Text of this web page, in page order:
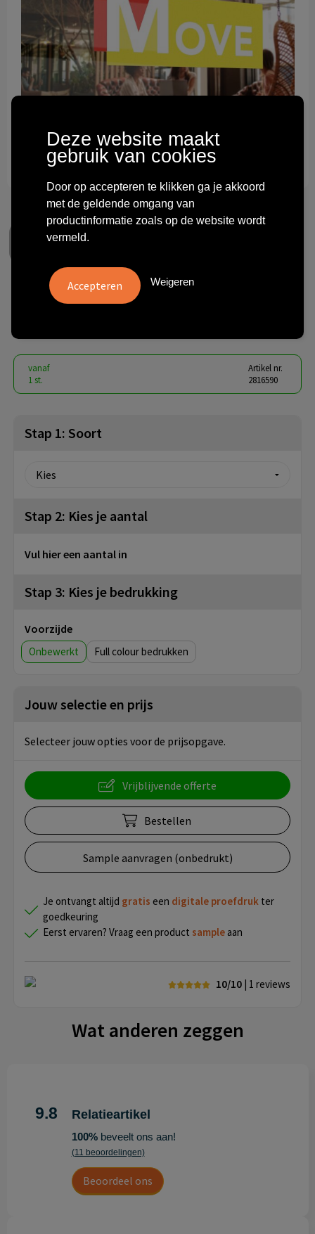
Technologie & gadgets
Themageschenken
Overig
Window Sticker Double Sided
vanaf
1 st.
Artikel nr.
2816590
Stap 1: Soort
Stap 2: Kies je aantal
Vul hier een aantal in
Stap 3: Kies je bedrukking
Voorzijde
Onbewerkt Full colour
Jouw selectie en prijs
Selecteer jouw opties voor de prijsopgave.
Vrijblijvende offerte
Bestellen
Sample aanvragen (onbedrukt)
Je ontvangt altijd gratis een digitale proefdruk ter
goedkeuring
Eerst ervaren? Vraag een product sample aan
10/10 | 1 reviews
Wat anderen zeggen
9.8 Relatieartikel
100%beveelt ons aan!
(11 beoordelingen)
Beoordeel ons
Deze website maakt
gebruik van cookies
Door op accepteren te klikken ga je akkoord
met de geldende omgang van
productinformatie zoals op de website wordt
vermeld.
Weigeren